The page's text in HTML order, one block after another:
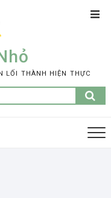
LỐI THÀNH HIỆN THỰC
Tìm
kiếm: